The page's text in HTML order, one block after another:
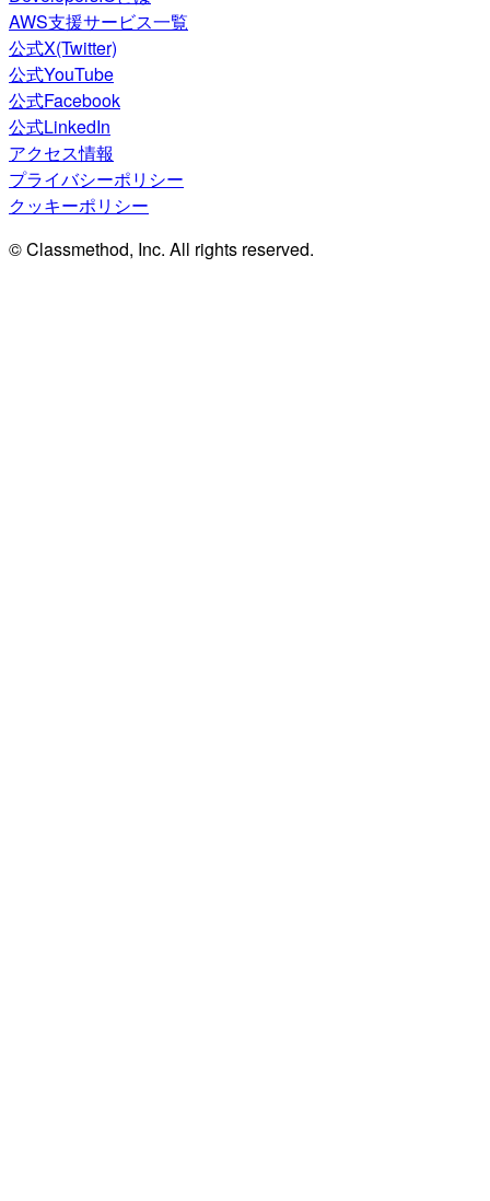
AWS支援サービス一覧
公式X(Twitter)
公式YouTube
公式Facebook
公式LinkedIn
アクセス情報
プライバシーポリシー
クッキーポリシー
© Classmethod, Inc. All rights reserved.